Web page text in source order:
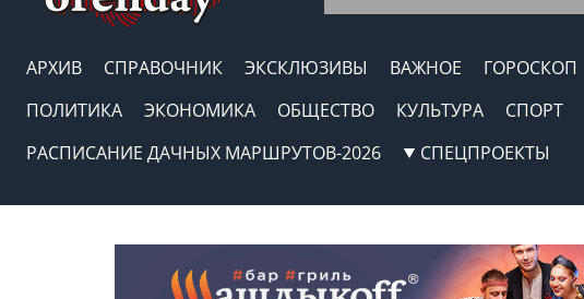
АРХИВ СПРАВОЧНИК ЭКСКЛЮЗИВЫ ВАЖНОЕ ГОРОСКОП
ПОЛИТИКА
ЭКОНОМИКА ОБЩЕСТВО КУЛЬТУРА СПОРТ
РАСПИСАНИЕ ДАЧНЫХ МАРШРУТОВ-2026
СПЕЦПРОЕКТЫ